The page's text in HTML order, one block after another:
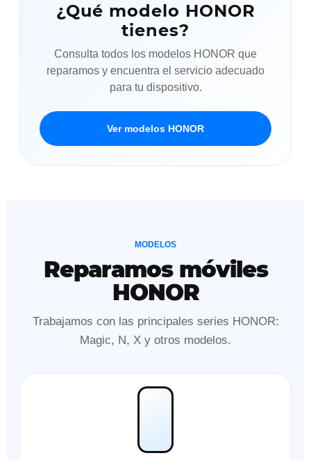
¿Qué modelo HONOR
tienes?
Consulta todos los modelos HONOR que
reparamos y encuentra el servicio adecuado
para tu dispositivo.
Ver modelos HONOR
MODELOS
Reparamos móviles
HONOR
Trabajamos con las principales series HONOR:
Magic, N, X y otros modelos.